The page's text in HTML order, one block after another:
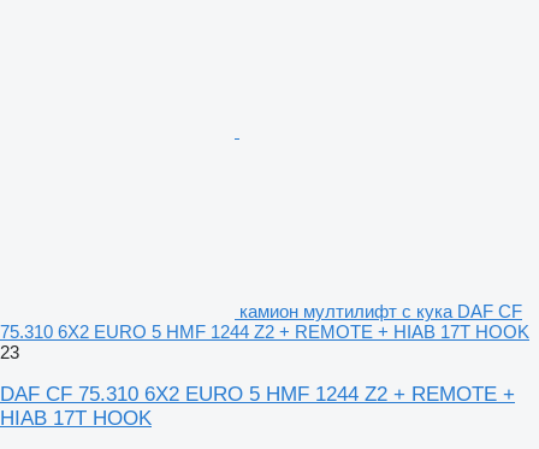
камион мултилифт с кука DAF CF
75.310 6X2 EURO 5 HMF 1244 Z2 + REMOTE + HIAB 17T HOOK
23
DAF CF 75.310 6X2 EURO 5 HMF 1244 Z2 + REMOTE +
HIAB 17T HOOK